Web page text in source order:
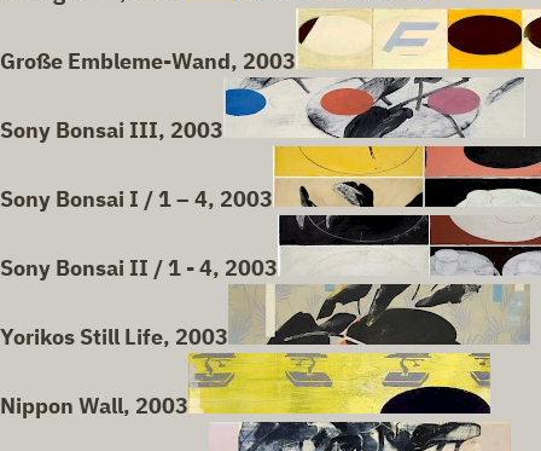
Große Embleme-Wand, 2003
Sony Bonsai III, 2003
Sony Bonsai I / 1 – 4, 2003
Sony Bonsai II / 1 - 4, 2003
Yorikos Still Life, 2003
Nippon Wall, 2003